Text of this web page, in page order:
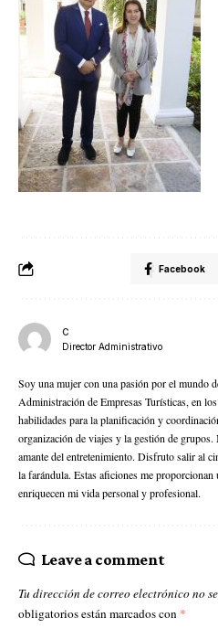
Facebook
C
Director Administrativo
Soy una mujer con una pasión por el mundo
Administración de Empresas Turísticas, en
habilidades para la planificación y
organización de viajes y la gestión de
amante del entretenimiento. Disfruto salir al
la farándula. Estas aficiones me
enriquecen mi vida personal y profesional.
Leave a comment
Tu dirección de correo electrónico no
obligatorios están marcados con *